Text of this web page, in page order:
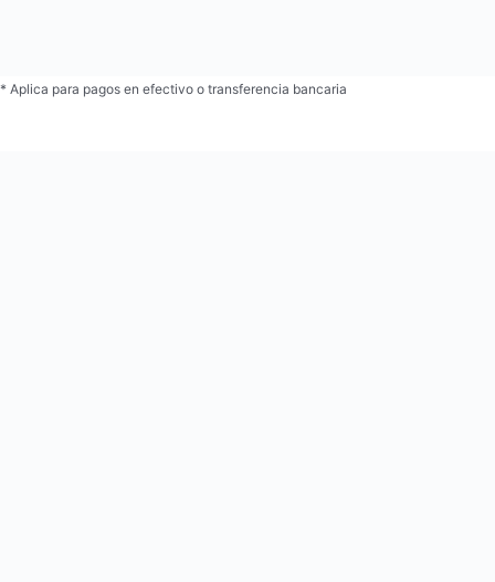
* Aplica para pagos en efectivo o transferencia bancaria